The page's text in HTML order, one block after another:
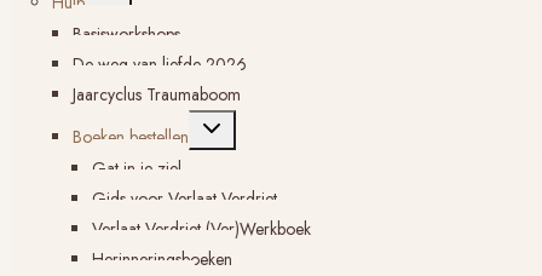
submenu
Basisworkshops
De weg van liefde 2026
Jaarcyclus Traumaboom
Boeken bestellen
Toggle
Gat in je ziel
Gids voor Verlaat Verdriet
Verlaat Verdriet (Ver)Werkboek
Herinneringsboeken